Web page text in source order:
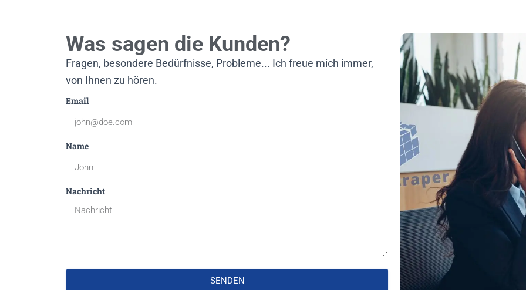
Was sagen die Kunden?
Fragen, besondere Bedürfnisse, Probleme... Ich freue mich immer,
von Ihnen zu hören.
Email
Name
Nachricht
SENDEN